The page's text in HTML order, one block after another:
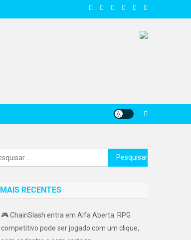
Pesquisar
por:
MAIS RECENTES
🎮 ChainSlash entra em Alfa Aberta: RPG
competitivo pode ser jogado com um clique,